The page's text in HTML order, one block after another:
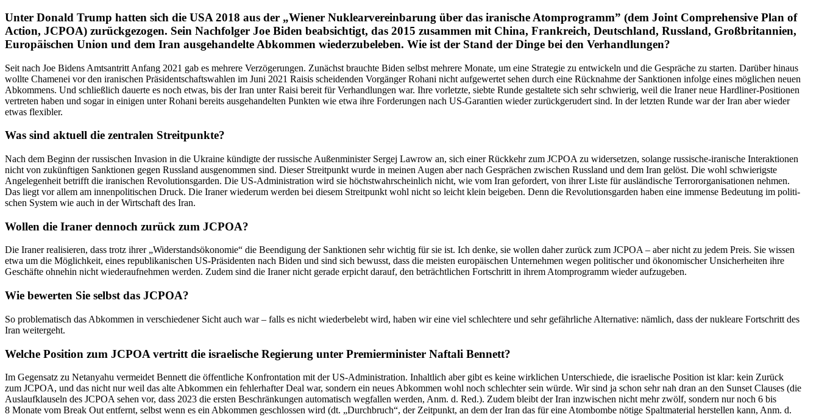
Unter Donald Trump hatten sich die USA 2018 aus der „Wiener Nukle­ar­ver­ein­barung über das iranische Atompro­gramm” (dem Joint Compre­hensive Plan of
Action, JCPOA) zurück­ge­zogen. Sein Nachfolger Joe Biden beabsichtigt, das 2015 zusammen mit China, Frank­reich, Deutschland, Russland, Großbri­tannien,
Europäi­schen Union und dem Iran ausge­han­delte Abkommen wieder­zu­be­leben. Wie ist der Stand der Dinge bei den Verhandlungen?
Seit nach Joe Bidens Amtsan­tritt Anfang 2021 gab es mehrere Verzö­ge­rungen. Zunächst brauchte Biden selbst mehrere Monate, um eine Strategie zu entwi­ckeln und die Gespräche zu starten. Darüber hinaus
wollte Chamenei vor den irani­schen Präsi­dent­schafts­wahlen im Juni 2021 Raisis schei­denden Vorgänger Rohani nicht aufge­wertet sehen durch eine Rücknahme der Sanktionen infolge eines möglichen neuen
Abkommens. Und schließlich dauerte es noch etwas, bis der Iran unter Raisi bereit für Verhand­lungen war. Ihre vorletzte, siebte Runde gestaltete sich sehr schwierig, weil die Iraner neue Hardliner-Positionen
vertreten haben und sogar in einigen unter Rohani bereits ausge­han­delten Punkten wie etwa ihre Forde­rungen nach US-Garantien wieder zurück­ge­rudert sind. In der letzten Runde war der Iran aber wieder
etwas flexibler.
Was sind aktuell die zentralen Streitpunkte?
Nach dem Beginn der russi­schen Invasion in die Ukraine kündigte der russische Außen­mi­nister Sergej Lawrow an, sich einer Rückkehr zum JCPOA zu wider­setzen, solange russische-iranische Inter­ak­tionen
nicht von zukünf­tigen Sanktionen gegen Russland ausge­nommen sind. Dieser Streit­punkt wurde in meinen Augen aber nach Gesprächen zwischen Russland und dem Iran gelöst. Die wohl schwie­rigste
Angele­genheit betrifft die irani­schen Revolu­ti­ons­garden. Die US-Adminis­tration wird sie höchst­wahr­scheinlich nicht, wie vom Iran gefordert, von ihrer Liste für auslän­dische Terror­or­ga­ni­sa­tionen nehmen.
Das liegt vor allem am innen­po­li­ti­schen Druck. Die Iraner wiederum werden bei diesem Streit­punkt wohl nicht so leicht klein beigeben. Denn die Revolu­ti­ons­garden haben eine immense Bedeutung im politi­
schen System wie auch in der Wirtschaft des Iran.
Wollen die Iraner dennoch zurück zum JCPOA?
Die Iraner reali­sieren, dass trotz ihrer „Wider­stands­öko­nomie“ die Beendigung der Sanktionen sehr wichtig für sie ist. Ich denke, sie wollen daher zurück zum JCPOA – aber nicht zu jedem Preis. Sie wissen
etwa um die Möglichkeit, eines republi­ka­ni­schen US-Präsi­denten nach Biden und sind sich bewusst, dass die meisten europäi­schen Unter­nehmen wegen politi­scher und ökono­mi­scher Unsicher­heiten ihre
Geschäfte ohnehin nicht wieder­auf­nehmen werden. Zudem sind die Iraner nicht gerade erpicht darauf, den beträcht­lichen Fortschritt in ihrem Atompro­gramm wieder aufzugeben.
Wie bewerten Sie selbst das JCPOA?
So proble­ma­tisch das Abkommen in verschie­dener Sicht auch war – falls es nicht wieder­belebt wird, haben wir eine viel schlechtere und sehr gefähr­liche Alter­native: nämlich, dass der nukleare Fortschritt des
Iran weitergeht.
Welche Position zum JCPOA vertritt die israe­lische Regierung unter Premier­mi­nister Naftali Bennett?
Im Gegensatz zu Netanyahu vermeidet Bennett die öffent­liche Konfron­tation mit der US-Adminis­tration. Inhaltlich aber gibt es keine wirklichen Unter­schiede, die israe­lische Position ist klar: kein Zurück
zum JCPOA, und das nicht nur weil das alte Abkommen ein fehler­hafter Deal war, sondern ein neues Abkommen wohl noch schlechter sein würde. Wir sind ja schon sehr nah dran an den Sunset Clauses (die
Auslauf­klauseln des JCPOA sehen vor, dass 2023 die ersten Beschrän­kungen automa­tisch wegfallen werden, Anm. d. Red.). Zudem bleibt der Iran inzwi­schen nicht mehr zwölf, sondern nur noch 6 bis
8 Monate vom Break Out entfernt, selbst wenn es ein Abkommen geschlossen wird (dt. „Durch­bruch“, der Zeitpunkt, an dem der Iran das für eine Atombombe nötige Spalt­ma­terial herstellen kann, Anm. d.